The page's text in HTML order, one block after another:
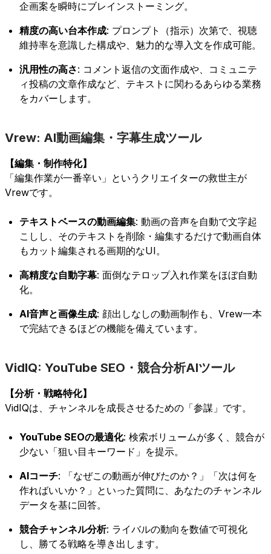
企画案を瞬時にブレインストーミング。
精度の高い台本作成: プロンプト（指示）次第で、視聴
維持率を意識した構成や、魅力的な導入文を作成可能。
汎用性の高さ: コメント返信の文面作成や、コミュニテ
ィ投稿の文章作成など、テキストに関わるあらゆる業務
をカバーします。
Vrew: AI動画編集・字幕生成ツール
【編集・制作特化】
「編集作業が一番辛い」というクリエイターの救世主が
Vrewです。
テキストベースの動画編集: 動画の音声を自動で文字起
こしし、そのテキストを削除・編集するだけで動画自体
もカット編集される画期的なUI。
高精度な自動字幕: 面倒なテロップ入れ作業をほぼ自動
化。
AI音声と画像生成: 顔出しなしの動画制作も、Vrew一本
で完結できるほどの機能を備えています。
VidIQ: YouTube SEO・競合分析AIツール
【分析・戦略特化】
VidIQは、チャンネルを成長させるための「参謀」です。
YouTube SEOの最適化: 検索ボリュームが多く、競合が
少ない「狙い目キーワード」を提示。
AIコーチ: 「なぜこの動画が伸びたのか？」「次は何を
作ればいいか？」といった質問に、あなたのチャンネル
データを基に回答。
競合チャンネル分析: ライバルの動向を数値で可視化
し、勝てる戦略を導き出します。